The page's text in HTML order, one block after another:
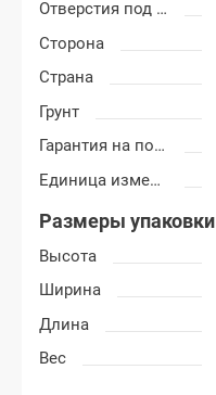
Отверстия под молдинг
Сторона
Страна
Грунт
Гарантия на покраску
Единица измерения
Размеры упаковки
Высота
Ширина
Длина
Вес